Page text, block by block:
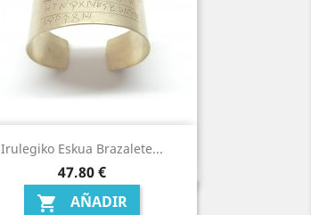
Irulegiko Eskua Brazalete...
Precio
47,80 €
 AÑADIR